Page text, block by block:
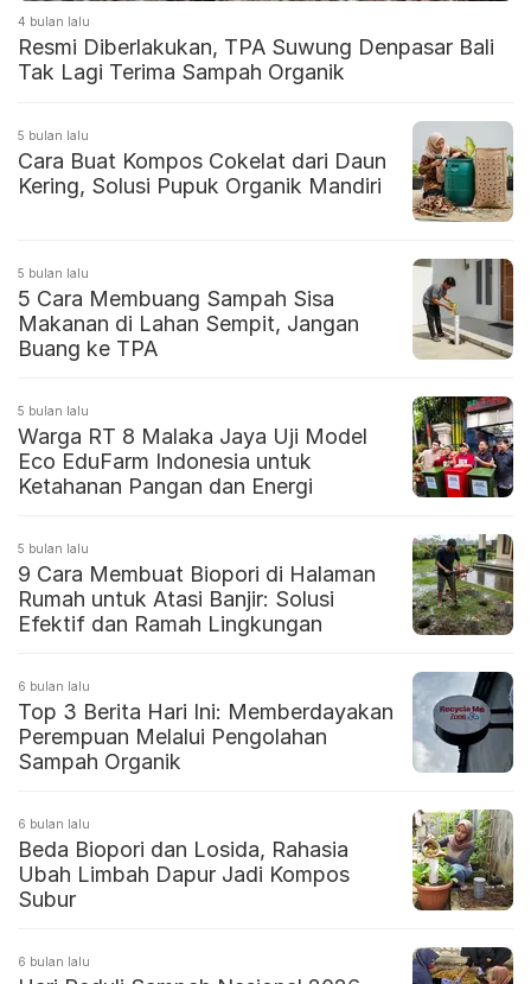
4 bulan lalu
Resmi Diberlakukan, TPA Suwung Denpasar Bali
Tak Lagi Terima Sampah Organik
5 bulan lalu
Cara Buat Kompos Cokelat dari Daun
Kering, Solusi Pupuk Organik Mandiri
5 bulan lalu
5 Cara Membuang Sampah Sisa
Makanan di Lahan Sempit, Jangan
Buang ke TPA
5 bulan lalu
Warga RT 8 Malaka Jaya Uji Model
Eco EduFarm Indonesia untuk
Ketahanan Pangan dan Energi
5 bulan lalu
9 Cara Membuat Biopori di Halaman
Rumah untuk Atasi Banjir: Solusi
Efektif dan Ramah Lingkungan
6 bulan lalu
Top 3 Berita Hari Ini: Memberdayakan
Perempuan Melalui Pengolahan
Sampah Organik
6 bulan lalu
Beda Biopori dan Losida, Rahasia
Ubah Limbah Dapur Jadi Kompos
Subur
6 bulan lalu